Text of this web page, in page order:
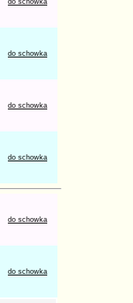
do schowka
do schowka
do schowka
do schowka
do schowka
do schowka